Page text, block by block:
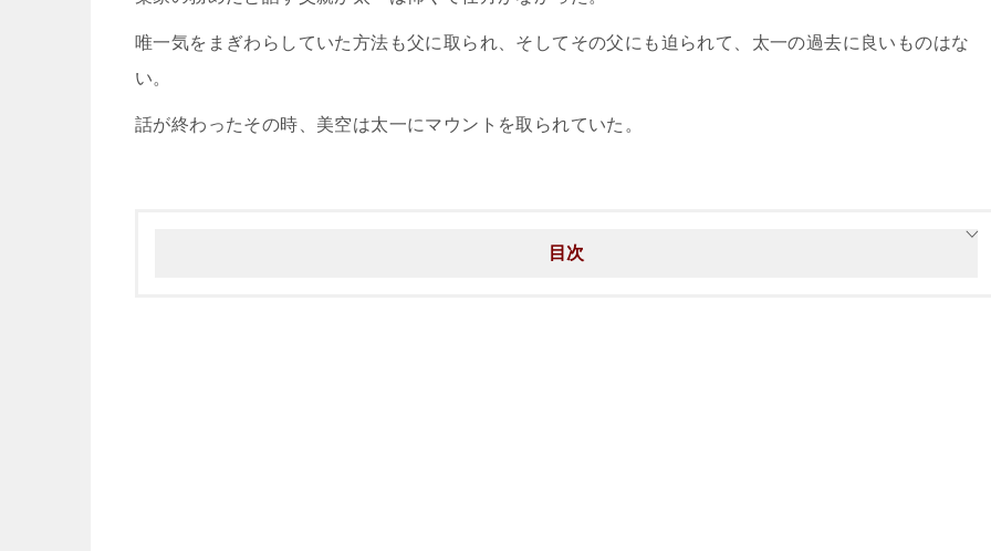
唯一気をまぎわらしていた方法も父に取られ、そしてその父にも迫られて、太一の過去に良いものはな
い。
話が終わったその時、美空は太一にマウントを取られていた。
目次